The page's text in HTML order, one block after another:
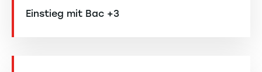
Einstieg mit Bac +3